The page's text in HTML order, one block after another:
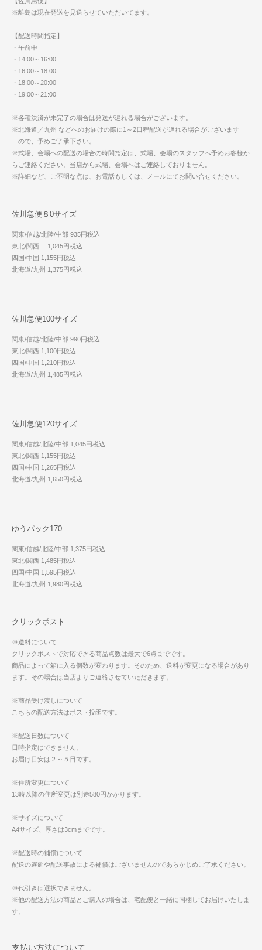
※離島は現在発送を見送らせていただいてます。
【配送時間指定】
・午前中
・14:00～16:00
・16:00～18:00
・18:00～20:00
・19:00～21:00
※各種決済が未完了の場合は発送が遅れる場合がございます。
※北海道／九州 などへのお届けの際に1～2日程配送が遅れる場合がございます
ので、予めご了承下さい。
※式場、会場への配送の場合の時間指定は、式場、会場のスタッフへ予めお客様か
らご連絡ください。当店から式場、会場へはご連絡しておりません。
※詳細など、ご不明な点は、お電話もしくは、メールにてお問い合せください。
佐川急便８0サイズ
関東/信越/北陸/中部 935円税込
東北/関西 1,045円税込
四国/中国 1,155円税込
北海道/九州 1,375円税込
佐川急便100サイズ
関東/信越/北陸/中部 990円税込
東北/関西 1,100円税込
四国/中国 1,210円税込
北海道/九州 1,485円税込
佐川急便120サイズ
関東/信越/北陸/中部 1,045円税込
東北/関西 1,155円税込
四国/中国 1,265円税込
北海道/九州 1,650円税込
ゆうパック170
関東/信越/北陸/中部 1,375円税込
東北/関西 1,485円税込
四国/中国 1,595円税込
北海道/九州 1,980円税込
クリックポスト
※送料について
クリックポストで対応できる商品点数は最大で6点までです。
商品によって箱に入る個数が変わります。そのため、送料が変更になる場合があり
ます。その場合は当店よりご連絡させていただきます。
※商品受け渡しについて
こちらの配送方法はポスト投函です。
※配送日数について
日時指定はできません。
お届け目安は２～５日です。
※住所変更について
13時以降の住所変更は別途580円かかります。
※サイズについて
A4サイズ、厚さは3cmまでです。
※配送時の補償について
配送の遅延や配送事故による補償はございませんのであらかじめご了承ください。
※代引きは選択できません。
※他の配送方法の商品とご購入の場合は、宅配便と一緒に同梱してお届けいたしま
す。
支払い方法について